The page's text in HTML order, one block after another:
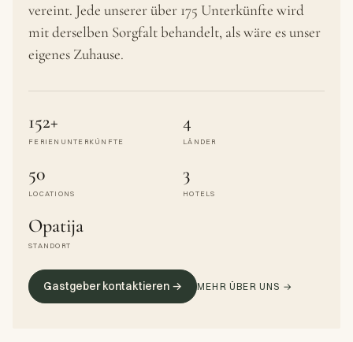
vereint. Jede unserer über 175 Unterkünfte wird
mit derselben Sorgfalt behandelt, als wäre es unser
eigenes Zuhause.
152+
FERIENUNTERKÜNFTE
4
LÄNDER
50
LOCATIONS
3
HOTELS
Opatija
STANDORT
Gastgeber kontaktieren → MEHR ÜBER UNS →